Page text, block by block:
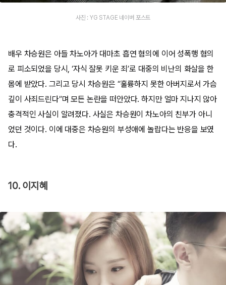
사진 : YG STAGE 네이버 포스트
배우 차승원은 아들 차노아가 대마초 흡연 혐의에 이어 성폭행 혐의
로 피소되었을 당시, ‘자식 잘못 키운 죄’로 대중의 비난의 화살을 한
몸에 받았다. 그리고 당시 차승원은 “훌륭하지 못한 아버지로서 가슴
깊이 사죄드린다”며 모든 논란을 떠안았다. 하지만 얼마 지나지 않아
충격적인 사실이 알려졌다. 사실은 차승원이 차노아의 친부가 아니
었던 것이다. 이에 대중은 차승원의 부성애에 놀랍다는 반응을 보였
다.
10. 이지혜